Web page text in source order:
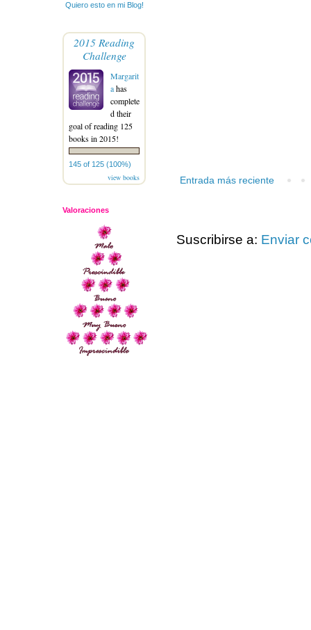
Entrada más reciente
Suscribirse a: Enviar
Quiero esto en mi Blog!
2015 Reading
Challenge
Margarit
ahas
complete
d their
goal of reading 125
books in 2015!
145 of 125 (100%)
view books
Valoraciones